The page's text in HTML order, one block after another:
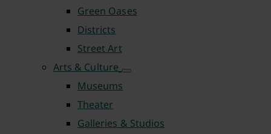
Green Oases
Districts
Street Art
Arts & Culture
Museums
Theater
Galleries & Studios